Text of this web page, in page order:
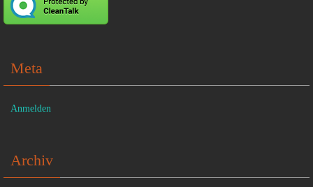
Meta
Anmelden
Archiv